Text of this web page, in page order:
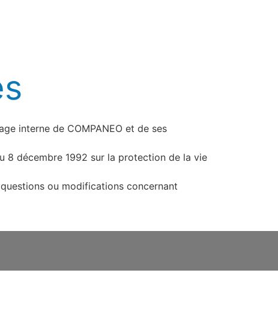
interne de COMPANEO et de ses
8 décembre 1992 sur la protection de la vie
ou modifications concernant